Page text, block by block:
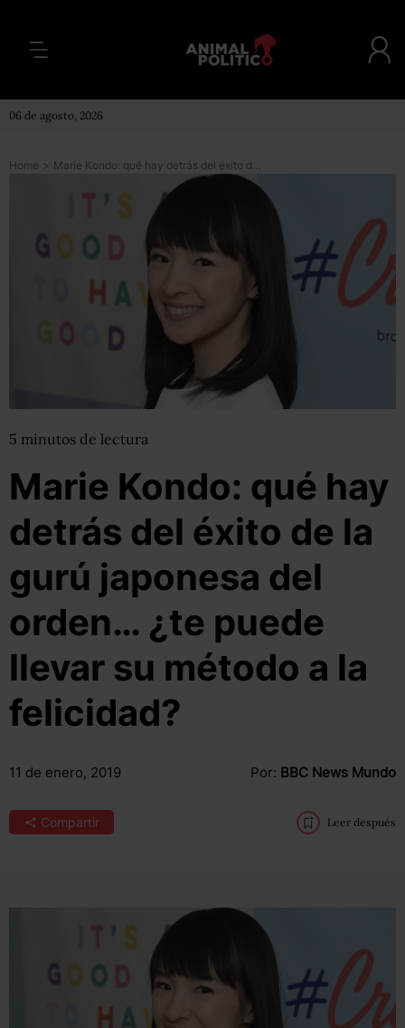
06 de agosto, 2026
Home > Marie Kondo: qué hay detrás del éxito de la gurú japonesa del orden… ¿te puede llevar su método a la felicidad?
5 minutos de lectura
Marie Kondo: qué hay
detrás del éxito de la
gurú japonesa del
orden… ¿te puede
llevar su método a la
felicidad?
11 de enero, 2019 Por: BBC News Mundo
Compartir Leer después